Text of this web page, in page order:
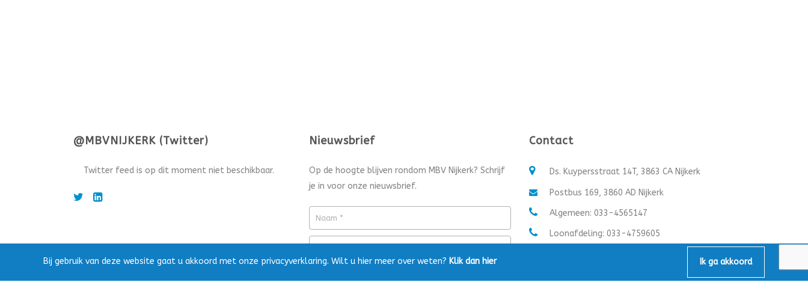
Bij gebruik van deze website gaat u akkoord met onze privacyverklaring. Wilt u hier meer over weten? Klik dan hier Ik ga akkoord
@MBVNIJKERK (Twitter)
Twitter feed is op dit moment niet beschikbaar.
Nieuwsbrief
Op de hoogte blijven rondom MBV Nijkerk? Schrijf
je in voor onze nieuwsbrief.
Contact
Ds. Kuypersstraat 14T, 3863 CA Nijkerk
Postbus 169, 3860 AD Nijkerk
Algemeen:033-4565147
Loonafdeling:033-4759605